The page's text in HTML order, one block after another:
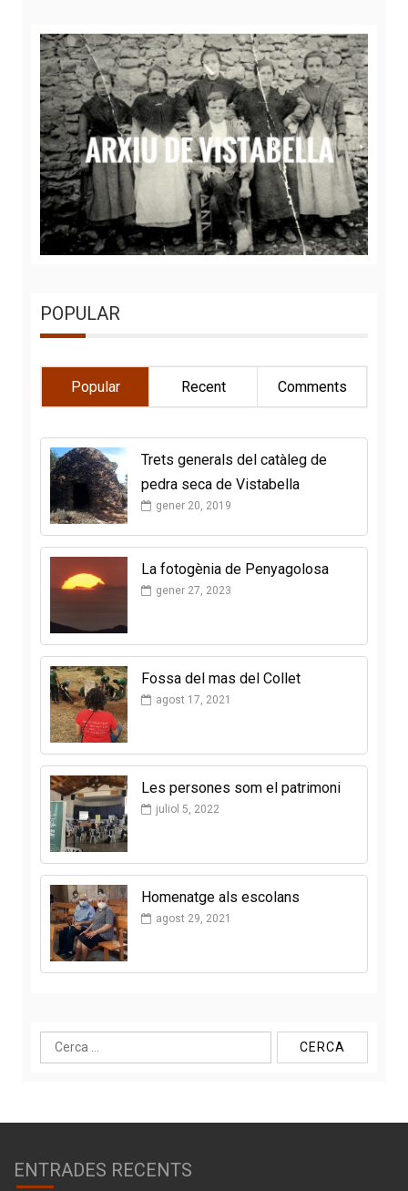
POPULAR
Popular Recent Comments
Trets generals del catàleg de
pedra seca de Vistabella
gener 20, 2019
La fotogènia de Penyagolosa
gener 27, 2023
Fossa del mas del Collet
agost 17, 2021
Les persones som el patrimoni
juliol 5, 2022
Homenatge als escolans
agost 29, 2021
Cerca:
ENTRADES RECENTS